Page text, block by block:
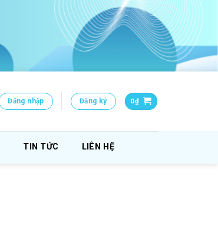
Đăng nhập Đăng ký 0₫
TIN TỨC LIÊN HỆ